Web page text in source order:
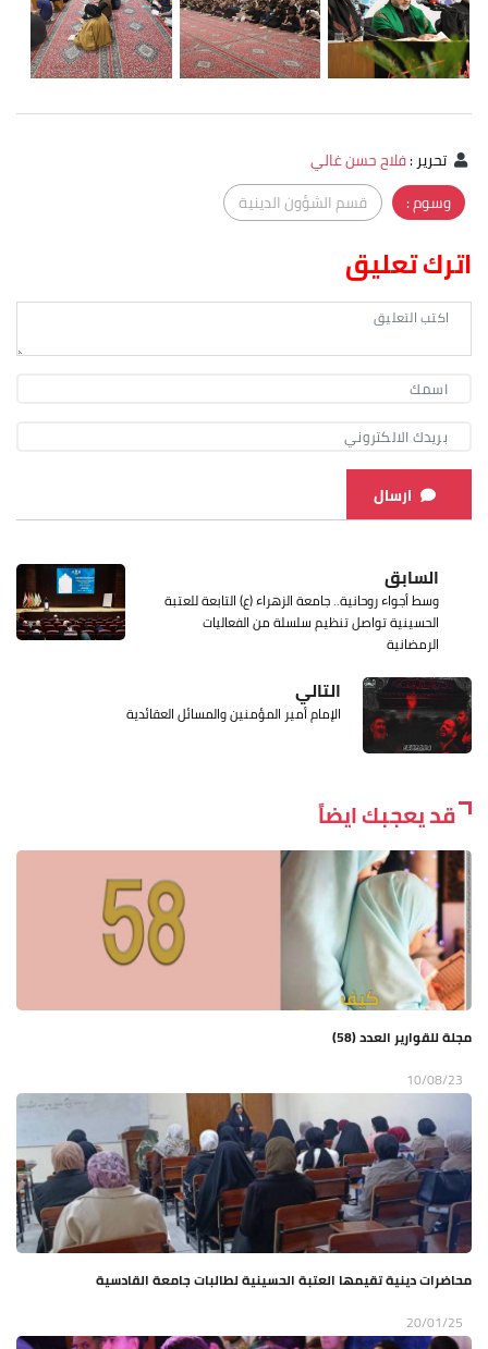
تحرير:فلاح حسن غالي
وسوم :
قسم الشؤون الدينية
اترك تعليق
ارسال
السابق
وسط أجواء روحانية.. جامعة الزهراء (ع) التابعة للعتبة
الحسينية تواصل تنظيم سلسلة من الفعاليات
الرمضانية
التالي
الإمام أمير المؤمنين والمسائل العقائدية
قد يعجبك ايضاً
مجلة للقوارير العدد (58)
10/08/23
محاضرات دينية تقيمها العتبة الحسينية لطالبات جامعة القادسية
20/01/25